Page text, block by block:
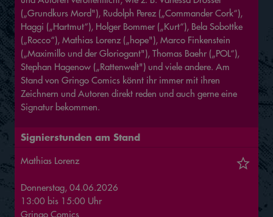
(„Grundkurs Mord"), Rudolph Perez („Commander Cork“),
Haggi („Hartmut“), Holger Bommer („Kurt“), Bela Sobottke
(„Rocco“), Mathias Lorenz („hope"), Marco Finkenstein
(„Maximillo und der Gloriogant"), Thomas Baehr („POL“),
Stephan Hagenow („Rattenwelt") und viele andere. Am
Stand von Gringo Comics könnt ihr immer mit ihren
Zeichnern und Autoren direkt reden und auch gerne eine
Signatur bekommen.
Signierstunden am Stand
Mathias Lorenz
Donnerstag, 04.06.2026
13:00 bis 15:00 Uhr
Gringo Comics